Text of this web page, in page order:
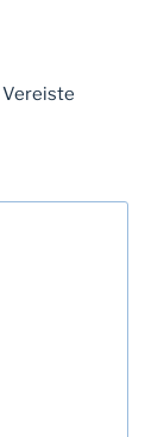
Vereiste